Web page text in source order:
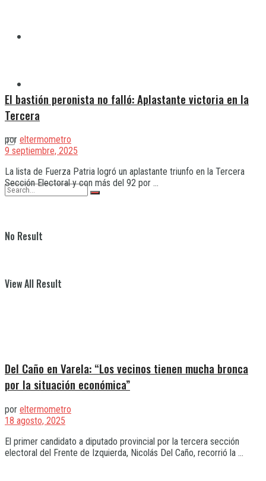
No Result
View All Result
El bastión peronista no falló: Aplastante victoria en la
Tercera
por eltermometro
9 septiembre, 2025
La lista de Fuerza Patria logró un aplastante triunfo en la Tercera
Sección Electoral y con más del 92 por ...
Del Caño en Varela: “Los vecinos tienen mucha bronca
por la situación económica”
por eltermometro
18 agosto, 2025
El primer candidato a diputado provincial por la tercera sección
electoral del Frente de Izquierda, Nicolás Del Caño, recorrió la ...